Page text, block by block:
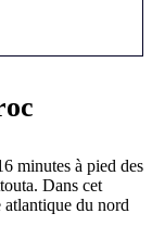
minutes à pied des
Dans cet
atlantique du nord